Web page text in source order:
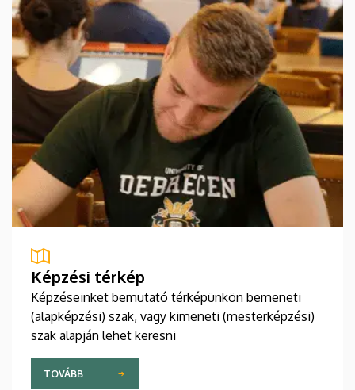
Képzési térkép
Képzéseinket bemutató térképünkön bemeneti
(alapképzési) szak, vagy kimeneti (mesterképzési)
szak alapján lehet keresni
TOVÁBB